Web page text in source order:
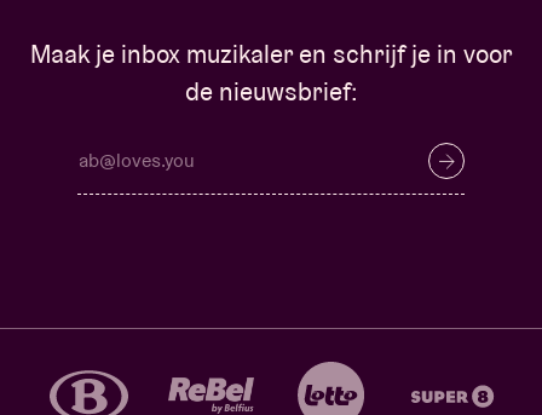
Maak je inbox muzikaler en schrijf je in voor
de nieuwsbrief: